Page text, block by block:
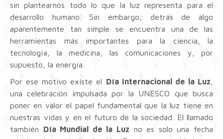
sin plantearnos todo lo que la luz representa para el
desarrollo humano. Sin embargo, detrás de algo
aparentemente tan simple se encuentra una de las
herramientas más importantes para la ciencia, la
tecnología, la medicina, las comunicaciones y, por
supuesto, la energía.
Por ese motivo existe el Día Internacional de la Luz
una celebración impulsada por la UNESCO que busca
poner en valor el papel fundamental que la luz tiene en
nuestras vidas y en el futuro de la sociedad. El llamado
también Día Mundial de la Luz no es solo una fecha